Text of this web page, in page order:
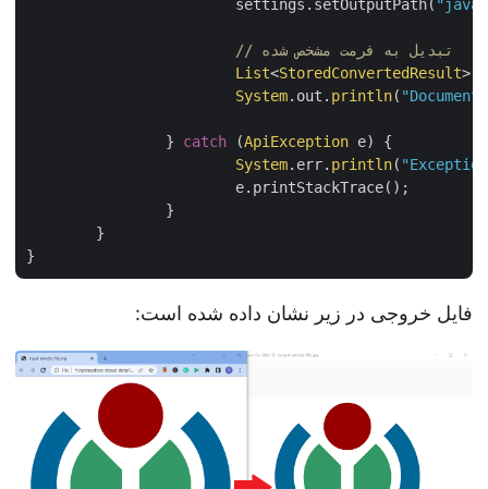
			settings.setOutputPath(
// تبدیل به فرمت مشخص شده
List<StoredConvertedResult
System.out.println (
		}
catch (ApiException e) {
System.err.println (
			e.printStackTrace();
		}
	}
فایل خروجی در زیر نشان داده شده است: